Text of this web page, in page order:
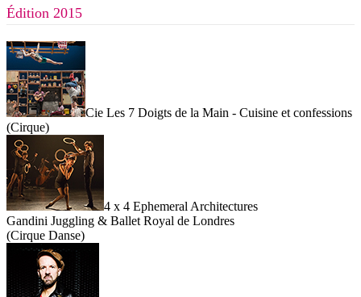
Édition 2015
Cie Les 7 Doigts de la Main - Cuisine et confessions
(Cirque)
4 x 4 Ephemeral Architectures
Gandini Juggling & Ballet Royal de Londres
(Cirque Danse)